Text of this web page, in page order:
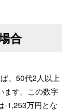
合
、50代2人以上
ます。この数字
-1,253万円とな